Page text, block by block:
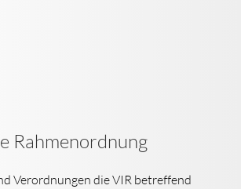
Rahmenordnung
Verordnungen die VIR betreffend